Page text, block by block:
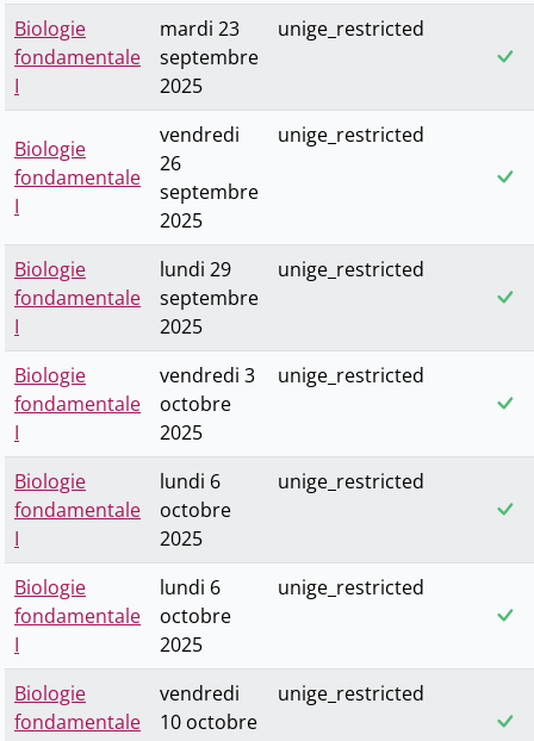
Biologie
fondamentale
I
mardi 23
septembre
2025
unige_restricted
Biologie
fondamentale
I
vendredi
26
septembre
2025
unige_restricted
Biologie
fondamentale
I
lundi 29
septembre
2025
unige_restricted
Biologie
fondamentale
I
vendredi 3
octobre
2025
unige_restricted
Biologie
fondamentale
I
lundi 6
octobre
2025
unige_restricted
Biologie
fondamentale
I
lundi 6
octobre
2025
unige_restricted
Biologie
fondamentale
vendredi
10 octobre
unige_restricted